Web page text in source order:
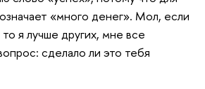
«много денег». Мол, если
я лучше других, мне все
сделало ли это тебя